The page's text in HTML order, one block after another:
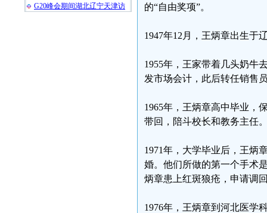
G20峰会期间湖北辽宁天津访
的“自由奖项”。
1947年12月，王炳章出生于
1955年，王家带着几头奶牛
发市场会计，此后转任销售
1965年，王炳章高中毕业，
带回，陪斗校长和教务主任
1971年，大学毕业后，王炳
婚。他们所做的第一个手术
炳章患上红斑狼疮，申请调
1976年，王炳章到河北医学